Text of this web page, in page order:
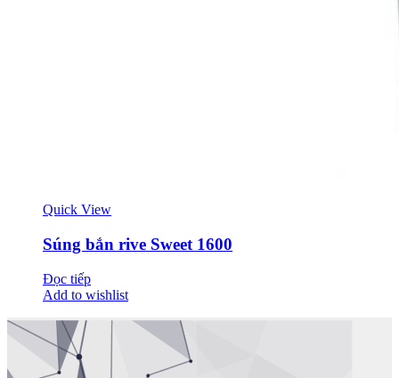
Quick View
Súng bắn rive Sweet 1600
Đọc tiếp
Add to wishlist